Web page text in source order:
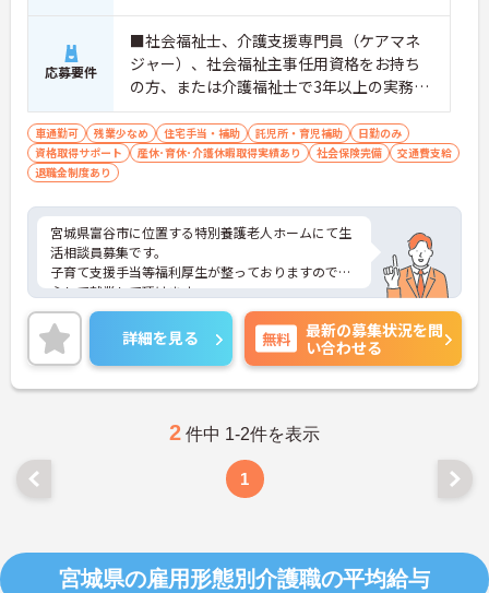
応募要件
■社会福祉士、介護支援専門員（ケアマネ
ジャー）、社会福祉主事任用資格をお持ち
の方、または介護福祉士で3年以上の実務経
験のある方 ■普通自動車運転免許必須（AT
限定可）
車通勤可 残業少なめ 住宅手当・補助 託児所・育児補助
日勤のみ
資格取得サポート
産休･育休･介護休暇取得実績あり 社会保険完備
交通費支給
退職金制度あり
宮城県富谷市に位置する特別養護老人ホームにて生
活相談員募集です。
子育て支援手当等福利厚生が整っておりますので安
心して就業して頂けます。
ご興味ある方には、面接対策ポイントなど、さらに
詳細をお話しいたしますのでお気軽にご相談くださ
い！
詳細を見る 無料
最新の募集状況を問
い合わせる
2 件中 1-2件を表示
1
宮城県の雇用形態別介護職の平均給与